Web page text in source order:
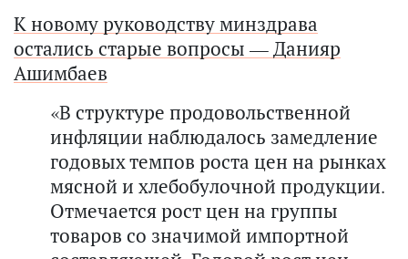
К новому руководству минздрава
остались старые вопросы — Данияр
Ашимбаев
«В структуре продовольственной
инфляции наблюдалось замедление
годовых темпов роста цен на рынках
мясной и хлебобулочной продукции.
Отмечается рост цен на группы
товаров со значимой импортной